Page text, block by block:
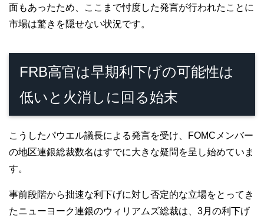
面もあったため、ここまで忖度した発言が行われたことに
市場は驚きを隠せない状況です。
FRB高官は早期利下げの可能性は
低いと火消しに回る始末
こうしたパウエル議長による発言を受け、FOMCメンバー
の地区連銀総裁数名はすでに大きな疑問を呈し始めていま
す。
事前段階から拙速な利下げに対し否定的な立場をとってき
たニューヨーク連銀のウィリアムズ総裁は、3月の利下げ